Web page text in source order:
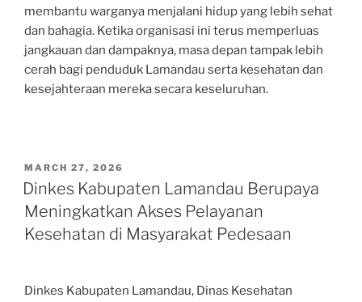
membantu warganya menjalani hidup yang lebih sehat
dan bahagia. Ketika organisasi ini terus memperluas
jangkauan dan dampaknya, masa depan tampak lebih
cerah bagi penduduk Lamandau serta kesehatan dan
kesejahteraan mereka secara keseluruhan.
POSTED
ON
MARCH 27, 2026
Dinkes Kabupaten Lamandau Berupaya
Meningkatkan Akses Pelayanan
Kesehatan di Masyarakat Pedesaan
Dinkes Kabupaten Lamandau, Dinas Kesehatan